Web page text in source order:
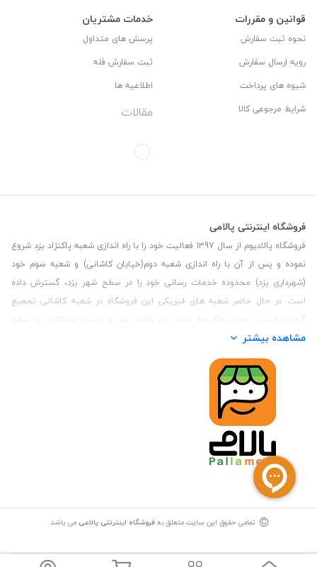
قوانین و مقررات
نحوه ثبت سفارش
رویه ارسال سفارش
شیوه های پرداخت
شرایط مرجوعی کالا
خدمات مشتریان
پرسش های متداول
ثبت سفارش فله
اطلاعیه ها
مقالات
فروشگاه اینترنتی پالامی
فروشگاه پالادیوم از سال 1397 فعالیت خود را با راه اندازی شعبه پاکنژاد یزد شروع
نموده و پس از آن با راه اندازی شعبه دوم(خیابان کاشانی) و شعبه سوم خود
(شهرداری یزد) محدوده خدمات رسانی خود را در سطح شهر یزد، گسترش داده
است. در حال حاضر شعبه های فیزیکی این فروشگاه در شعبه کاشانی تجمیع
گردیده است و جهت رفاه حال مشتریان وفادار خود و پوشش حداکثری در سطح
استان یزد و همچنین مشتریان سطح کشور، فروشگاه اینترنتی پالامی را راه اندازی
نموده است. هدف فروشگاه اینترنتی پالامی فراهم نمودن یک خرید اینترنتی
مطمئن، با کالاهای متنوع، باکیفیت و دارای قیمت مناسب می باشد که مشتری
بتواند در مدت زمان کوتاه کالاهای خود را سفارش داده و در زمان مورد نظر خود
تحویل بگیرد و در صورت وجود عدم تطابق سفارش و کالای تحویل شده ضمانت
بازگشت کالا هم داشته باشد. سابقه درخشان در فروش حضوری و جذب مشتریان و
انعقاد قرارداد با ارگان های دولتی و خصوصی از افتخارات این مجموعه می باشد.
یکی از مهم‌ترین دغدغه‌های کاربران خرید اینترنتی، این است که کالای خریداری
شده در زمان مورد نظر آنها بدستشان برسد، لذا فروشگاه اینترنتی پالامی این
قابلیت را دارد تا علاوه بر روش تعیین روز و ساعت تحویل سفارش به مشتری،
روش ارسال فوری ( تحویل کمتر از 1 ساعت) را نیز در سطح استان یزد ارائه دهد.
می پذیرد.
مشاهده بیشتر
© تمامی حقوق این سایت متعلق بهفروشگاه اینترنتی پالامی می باشد.